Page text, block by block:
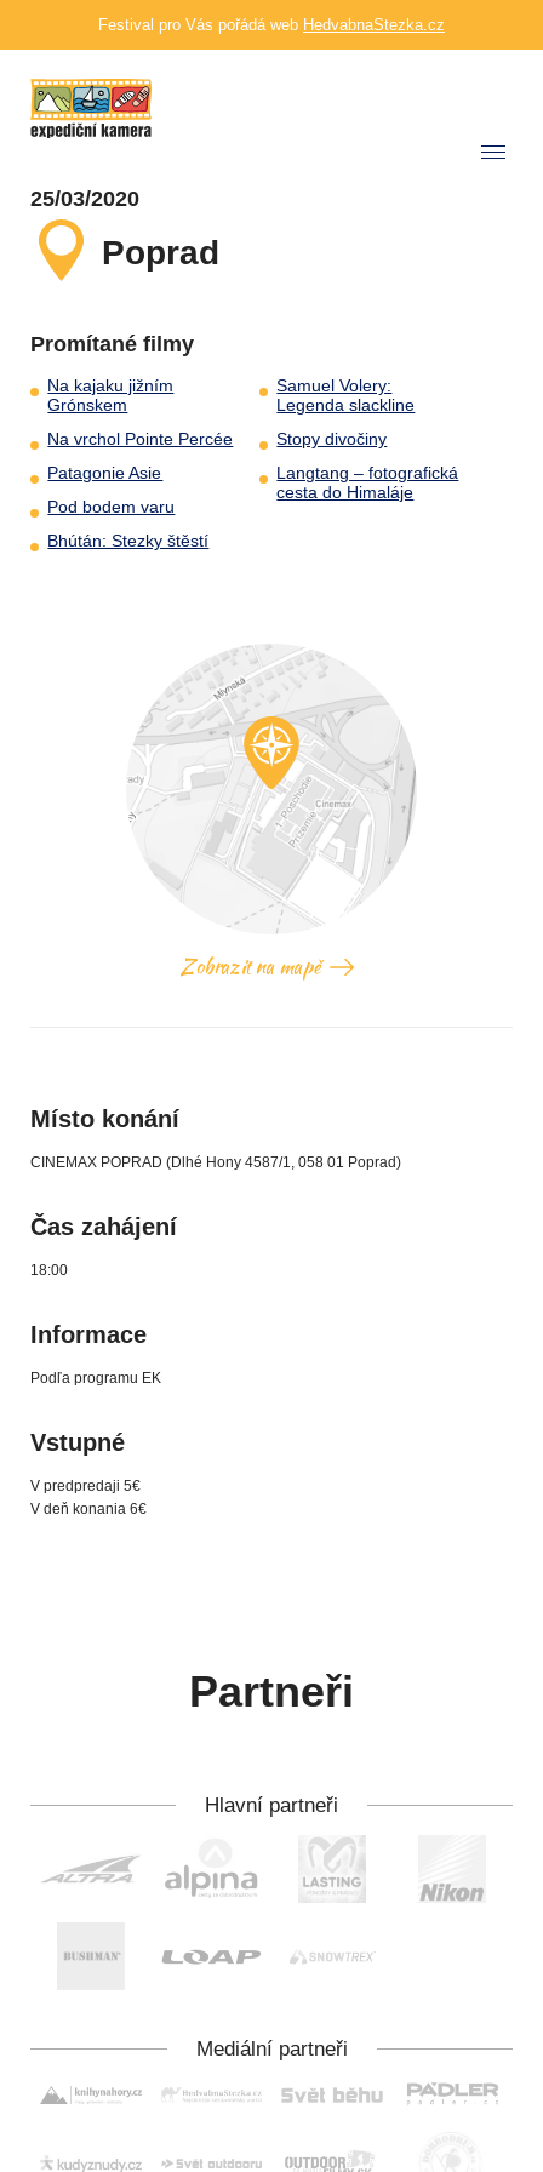
Festival pro Vás pořádá web HedvabnaStezka.cz
25/03/2020
Poprad
Promítané filmy
Na kajaku jižním
Grónskem
Na vrchol Pointe Percée
Patagonie Asie
Pod bodem varu
Bhútán: Stezky štěstí
Samuel Volery:
Legenda slackline
Stopy divočiny
Langtang – fotografická
cesta do Himaláje
Zobrazit na mapě
Místo konání
CINEMAX POPRAD (Dlhé Hony 4587/1, 058 01 Poprad)
Čas zahájení
18:00
Informace
Podľa programu EK
Vstupné
V predpredaji 5€
V deň konania 6€
Partneři